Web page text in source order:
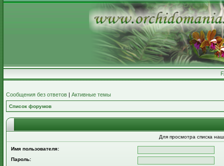
Сообщения без ответов | Активные темы
Список форумов
Для просмотра списка
Имя пользователя:
Пароль: